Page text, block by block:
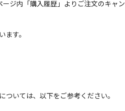
ジ内「購入履歴」よりご注文のキャン
す。
いては、以下をご参考ください。